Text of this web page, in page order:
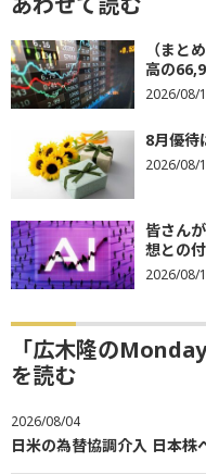
（まと
高の
2026/08/
8月優待
2026/08/
皆さん
想との
2026/08/
「広木隆の
を読む
2026/08/04
日米の為替協調介入 日本株